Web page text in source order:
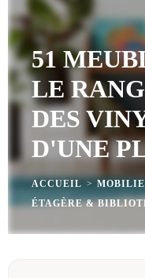
51
LE
DES
D'UNE
ACCUEIL >
ÉTAGÈRE &